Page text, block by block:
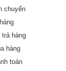
chuyển
trả hàng
hàng
toán